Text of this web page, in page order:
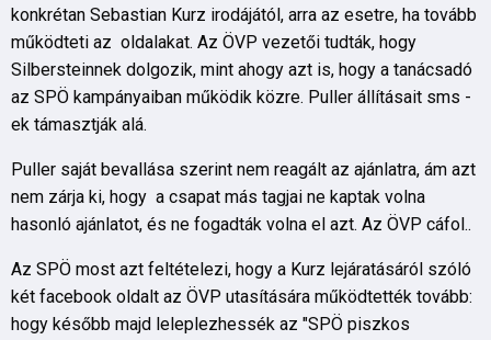
konkrétan Sebastian Kurz irodájától, arra az esetre, ha tovább
működteti az oldalakat. Az ÖVP vezetői tudták, hogy
Silbersteinnek dolgozik, mint ahogy azt is, hogy a tanácsadó
az SPÖ kampányaiban működik közre. Puller állításait sms -
ek támasztják alá.
Puller saját bevallása szerint nem reagált az ajánlatra, ám azt
nem zárja ki, hogy a csapat más tagjai ne kaptak volna
hasonló ajánlatot, és ne fogadták volna el azt. Az ÖVP cáfol..
Az SPÖ most azt feltételezi, hogy a Kurz lejáratásáról szóló
két facebook oldalt az ÖVP utasítására működtették tovább:
hogy később majd leleplezhessék az "SPÖ piszkos